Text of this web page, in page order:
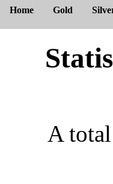
Home Gold
A